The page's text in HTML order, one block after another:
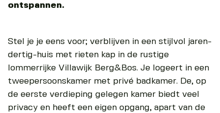
ontspannen.
Stel je je eens voor; verblijven in een stijlvol jaren-
dertig-huis met rieten kap in de rustige
lommerrijke Villawijk Berg&Bos. Je logeert in een
tweepersoonskamer met privé badkamer. De, op
de eerste verdieping gelegen kamer biedt veel
privacy en heeft een eigen opgang, apart van de